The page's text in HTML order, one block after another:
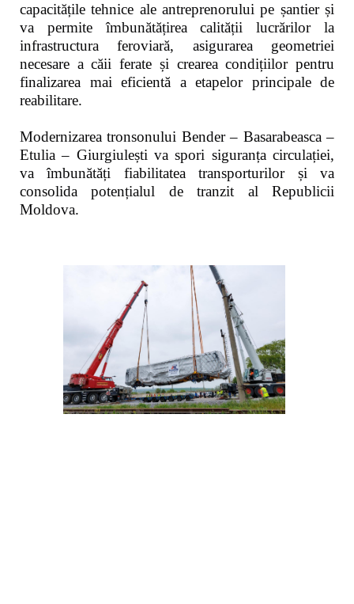
capacitățile tehnice ale antreprenorului pe șantier și
va permite îmbunătățirea calității lucrărilor la
infrastructura feroviară, asigurarea geometriei
necesare a căii ferate și crearea condițiilor pentru
finalizarea mai eficientă a etapelor principale de
reabilitare.
Modernizarea tronsonului Bender – Basarabeasca –
Etulia – Giurgiulești va spori siguranța circulației,
va îmbunătăți fiabilitatea transporturilor și va
consolida potențialul de tranzit al Republicii
Moldova.